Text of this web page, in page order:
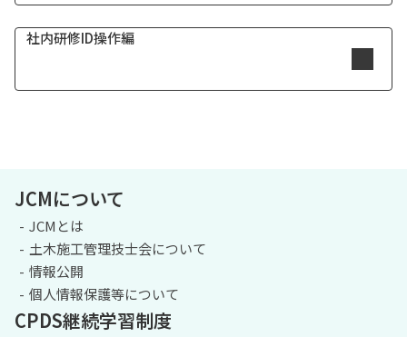
社内研修ID操作編
JCMについて
JCMとは
土木施工管理技士会について
情報公開
個人情報保護等について
CPDS継続学習制度